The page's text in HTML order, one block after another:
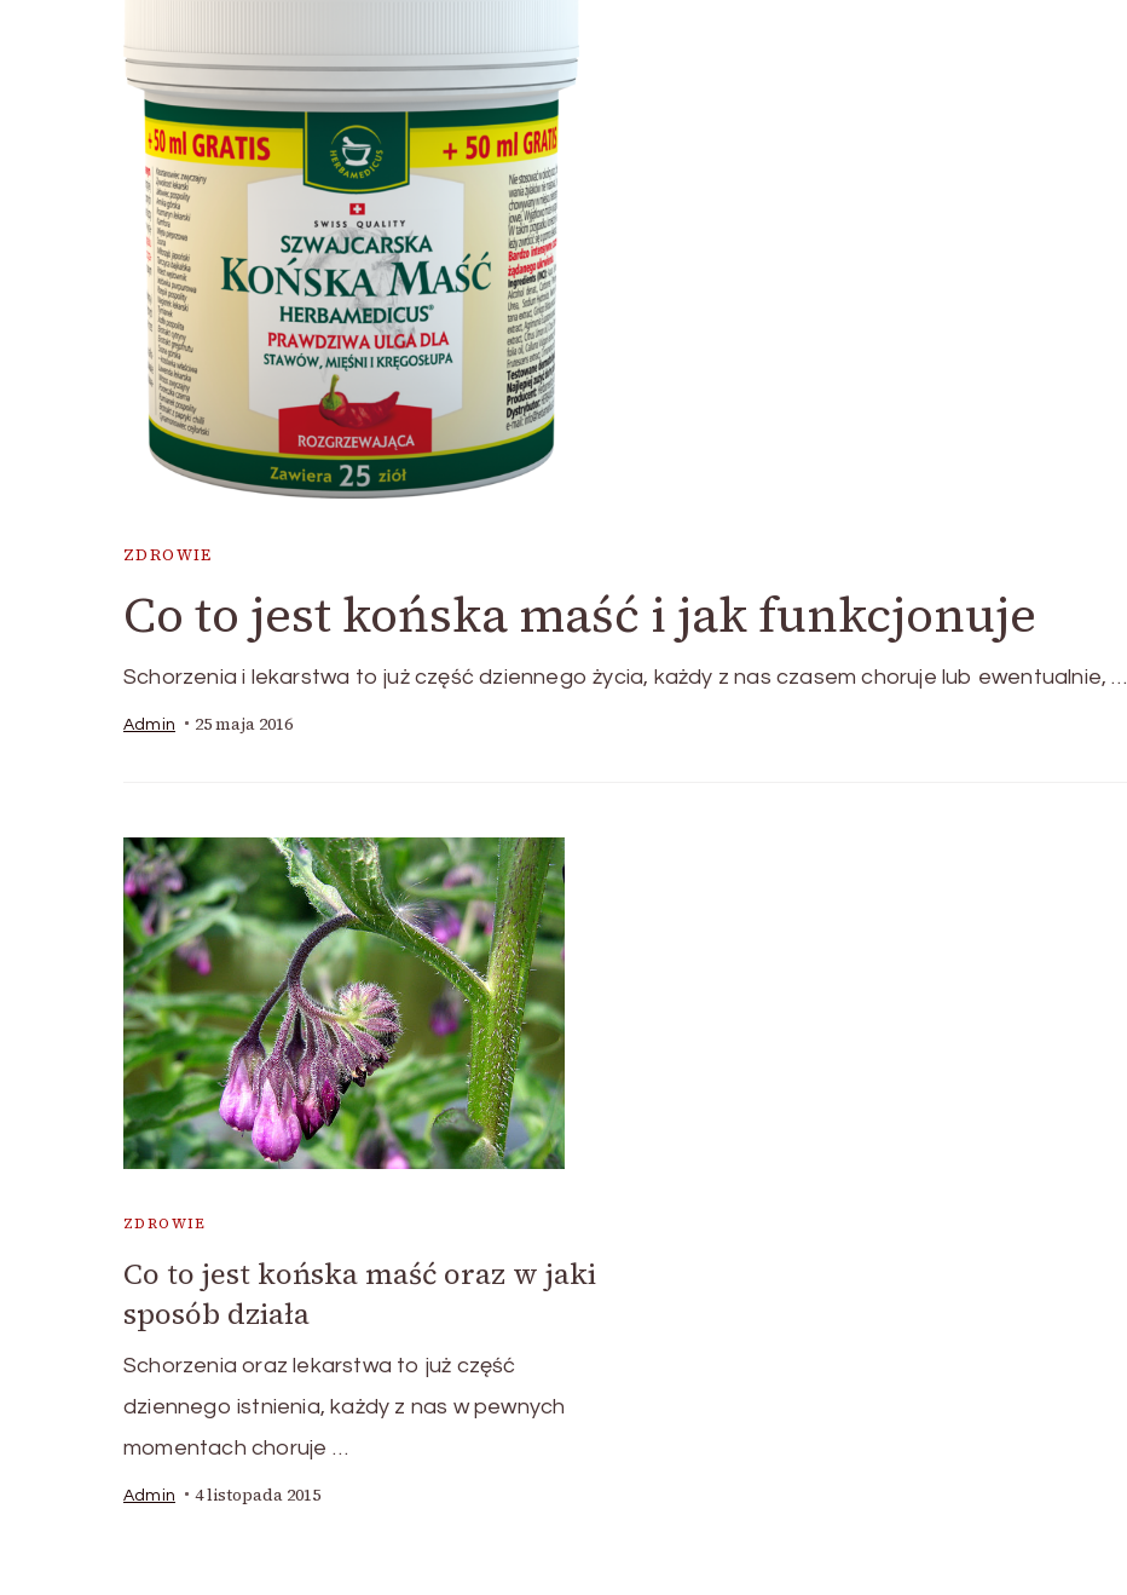
ZDROWIE
Co to jest końska maść i jak funkcjonuje
Schorzenia i lekarstwa to już część dziennego życia, każdy z nas czasem choruje lub ewentualnie, …
Admin 25 maja 2016
ZDROWIE
Co to jest końska maść oraz w jaki
sposób działa
Schorzenia oraz lekarstwa to już część
dziennego istnienia, każdy z nas w pewnych
momentach choruje …
Admin 4 listopada 2015